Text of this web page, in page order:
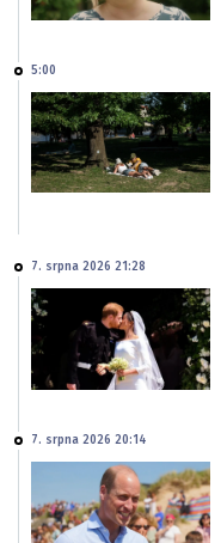
5:00
7. srpna 2026 21:28
7. srpna 2026 20:14